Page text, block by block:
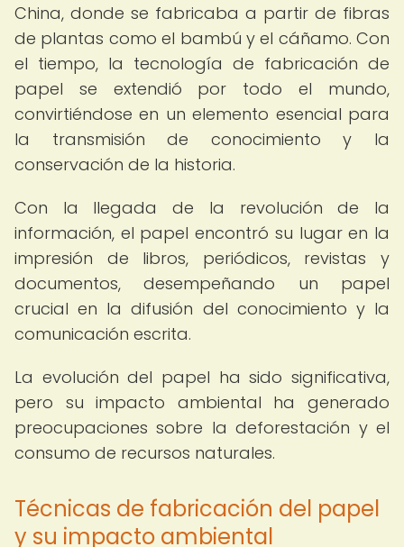
China, donde se fabricaba a partir de fibras
de plantas como el bambú y el cáñamo. Con
el tiempo, la tecnología de fabricación de
papel se extendió por todo el mundo,
convirtiéndose en un elemento esencial para
la transmisión de conocimiento y la
conservación de la historia.
Con la llegada de la revolución de la
información, el papel encontró su lugar en la
impresión de libros, periódicos, revistas y
documentos, desempeñando un papel
crucial en la difusión del conocimiento y la
comunicación escrita.
La evolución del papel ha sido significativa,
pero su impacto ambiental ha generado
preocupaciones sobre la deforestación y el
consumo de recursos naturales.
Técnicas de fabricación del papel
y su impacto ambiental